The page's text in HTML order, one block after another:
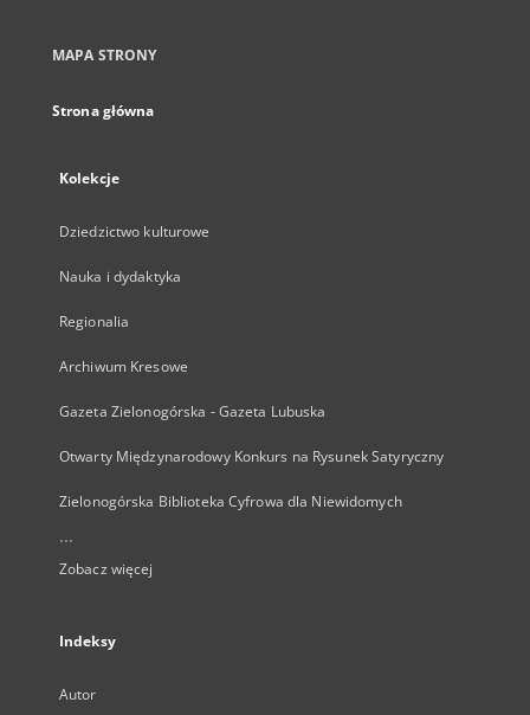
MAPA STRONY
Strona główna
Kolekcje
Dziedzictwo kulturowe
Nauka i dydaktyka
Regionalia
Archiwum Kresowe
Gazeta Zielonogórska - Gazeta Lubuska
Otwarty Międzynarodowy Konkurs na Rysunek Satyryczny
Zielonogórska Biblioteka Cyfrowa dla Niewidomych
...
Zobacz więcej
Indeksy
Autor